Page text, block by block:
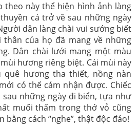
này thể hiện hình ảnh làng
cá trở về sau những ngày
dân làng chài vui sướng biết
của họ đã mang về những
Dân chài lưới mang một màu
hương riêng biệt. Cái mùi này
quê hương tha thiết, nồng nàn
có thể cảm nhận được. Chiếc
những ngày đi biển, tựa như
muối thấm trong thớ vỏ cũng
bằng cách “nghe”, thật độc đáo!